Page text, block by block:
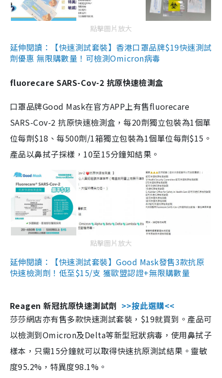
點擊圖片放大
延伸閱讀：【快速測試套裝】香港口罩品牌$19快速測試
劑優惠 無限購數量！可檢測Omicron病毒
fluorecare SARS-Cov-2 抗原快速檢測盒
口罩品牌Good Mask在官方APP上有售fluorecare
SARS-Cov-2 抗原快速檢測盒，每20劑獨立包裝為1個單
位每劑$18、每500劑/1箱獨立包裝為1個單位每劑$15。
產品以鼻拭子採樣，10至15分鐘知結果。
點擊圖片放大
延伸閱讀：【快速測試套裝】Good Mask發售3款抗原
快速檢測劑！低至$15/支 獲歐盟認證+無限購數量
Reagen 新冠抗原快速測試劑 >>按此選購<<
莎莎網店亦有售多款快速測試套裝，$19就買到。產品可
以檢測到Omicron及Delta等新型冠狀病毒，使用鼻拭子
樣本，只需15分鐘就可以取得快速抗原測試結果。靈敏
度95.2%，特異度98.1%。